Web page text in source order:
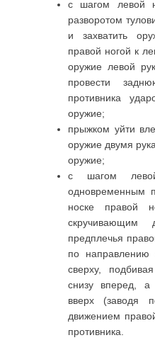
с шагом левой
разворотом
и захватить
правой ногой к
оружие левой
провести
противника
оружие;
прыжком уйти
оружие двумя
оружие;
с шагом
одновременным
носке правой
скручивающим
предплечья
по направлению
сверху,
снизу вперед,
вверх (заводя
движением
противника.